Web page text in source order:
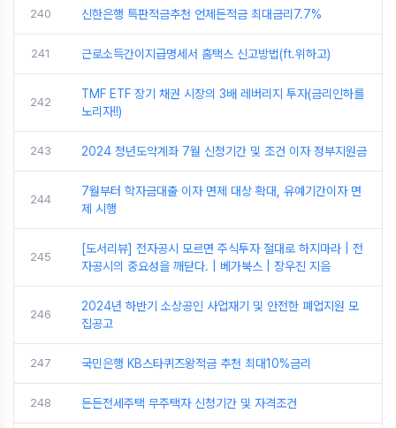
240 신한은행 특판적금추천 언제든적금 최대금리7.7%
241 근로소득간이지급명세서 홈택스 신고방법(ft.위하고)
242
TMF ETF 장기 채권 시장의 3배 레버리지 투자(금리인하를
노리자!!)
243 2024 청년도약계좌 7월 신청기간 및 조건 이자 정부지원금
244
7월부터 학자금대출 이자 면제 대상 확대, 유예기간이자 면
제 시행
245
[도서리뷰] 전자공시 모르면 주식투자 절대로 하지마라 | 전
자공시의 중요성을 깨닫다. | 베가북스 | 장우진 지음
246
2024년 하반기 소상공인 사업재기 및 안전한 폐업지원 모
집공고
247 국민은행 KB스타퀴즈왕적금 추천 최대10%금리
248 든든전세주택 무주택자 신청기간 및 자격조건